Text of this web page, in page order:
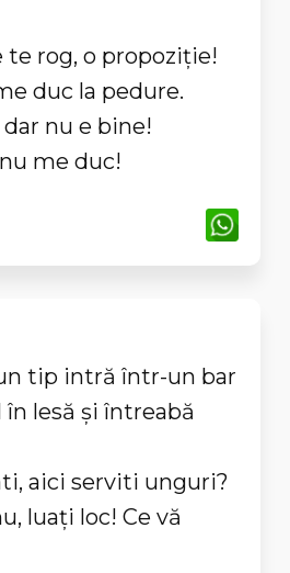
te rog, o propoziție!
duc la pedure.
dar nu e bine!
me duc!
tip intră într-un bar
lesă şi întreabă
aici serviti unguri?
luaţi loc! Ce vă